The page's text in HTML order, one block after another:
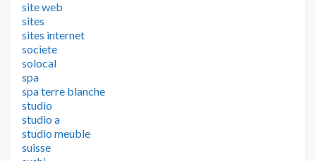
site web
sites
sites internet
societe
solocal
spa
spa terre blanche
studio
studio a
studio meuble
suisse